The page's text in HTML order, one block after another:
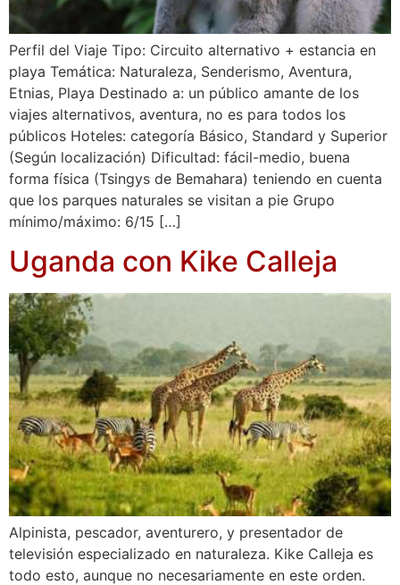
Perfil del Viaje Tipo: Circuito alternativo + estancia en
playa Temática: Naturaleza, Senderismo, Aventura,
Etnias, Playa Destinado a: un público amante de los
viajes alternativos, aventura, no es para todos los
públicos Hoteles: categoría Básico, Standard y Superior
(Según localización) Dificultad: fácil-medio, buena
forma física (Tsingys de Bemahara) teniendo en cuenta
que los parques naturales se visitan a pie Grupo
mínimo/máximo: 6/15 […]
Uganda con Kike Calleja
Alpinista, pescador, aventurero, y presentador de
televisión especializado en naturaleza. Kike Calleja es
todo esto, aunque no necesariamente en este orden.